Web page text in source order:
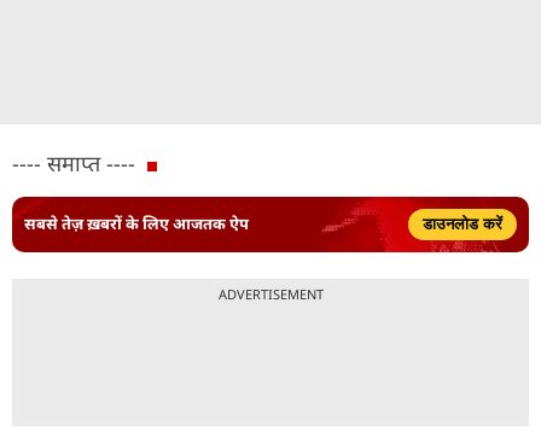
---- समाप्त ----
सबसे तेज़ ख़बरों के लिए आजतक ऐप डाउनलोड करें
ADVERTISEMENT